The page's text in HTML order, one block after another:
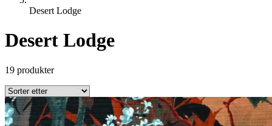
Desert Lodge
Desert Lodge
19 produkter